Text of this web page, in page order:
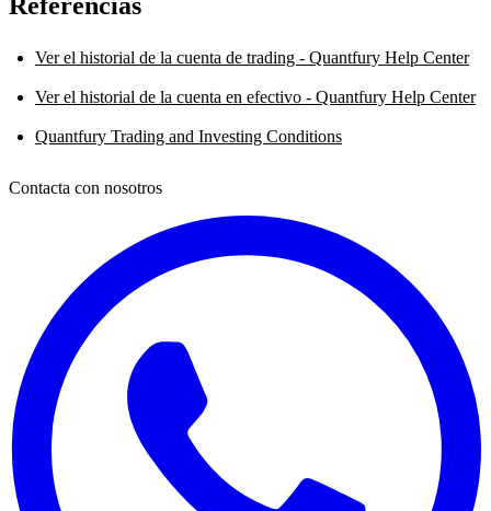
Referencias
Ver el historial de la cuenta de trading - Quantfury Help Center
Ver el historial de la cuenta en efectivo - Quantfury Help Center
Quantfury Trading and Investing Conditions
Contacta con nosotros